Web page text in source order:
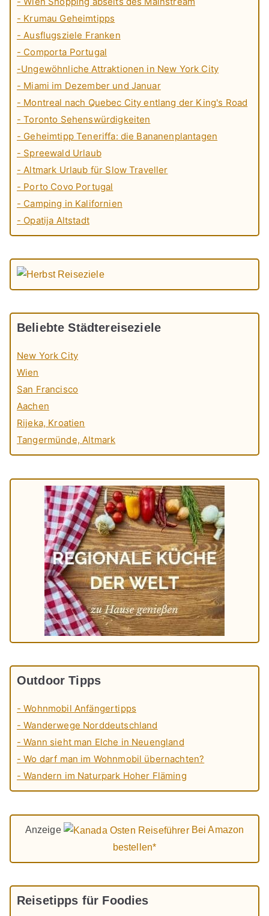
- Krumau Geheimtipps
- Ausflugsziele Franken
- Comporta Portugal
-Ungewöhnliche Attraktionen in New York City
- Miami im Dezember und Januar
- Montreal nach Quebec City entlang der King's Road
- Toronto Sehenswürdigkeiten
- Geheimtipp Teneriffa: die Bananenplantagen
- Spreewald Urlaub
- Altmark Urlaub für Slow Traveller
- Porto Covo Portugal
- Camping in Kalifornien
- Opatija Altstadt
Beliebte Städtereiseziele
New York City
Wien
San Francisco
Aachen
Rijeka, Kroatien
Tangermünde, Altmark
Outdoor Tipps
- Wohnmobil Anfängertipps
- Wanderwege Norddeutschland
- Wann sieht man Elche in Neuengland
- Wo darf man im Wohnmobil übernachten?
- Wandern im Naturpark Hoher Fläming
Anzeige
Bei Amazon
bestellen*
Reisetipps für Foodies